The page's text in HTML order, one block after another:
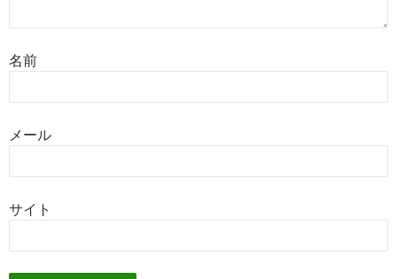
名前
メール
サイト